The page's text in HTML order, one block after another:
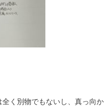
く別物でもないし、真っ向か